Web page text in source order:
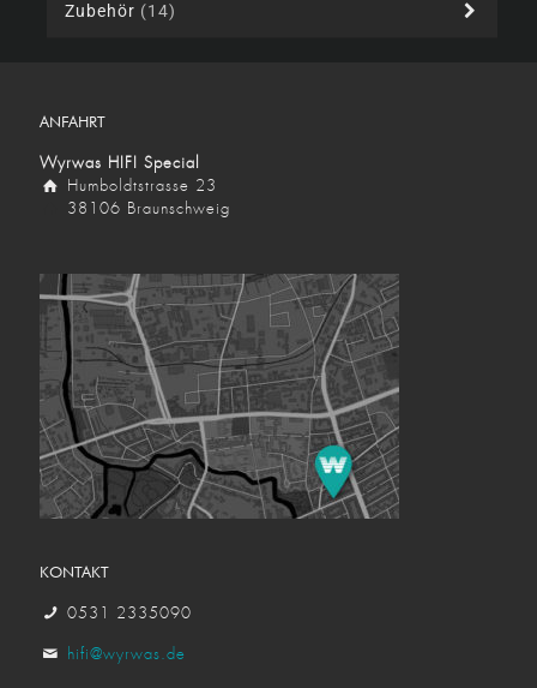
Zubehör (14)
ANFAHRT
Wyrwas HIFI Special
Humboldtstrasse 23
38106 Braunschweig
KONTAKT
0531 2335090
hifi@wyrwas.de